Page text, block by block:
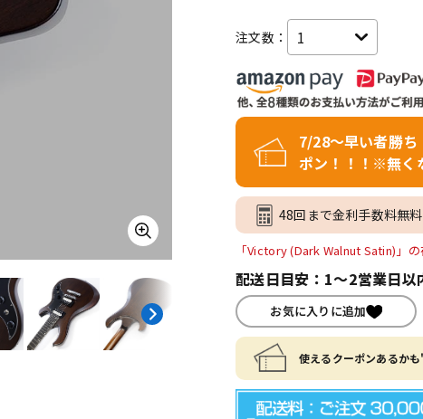
注文数：
7/28～早い者勝ち
ポン！！！※無く
48回まで金利手数料無
「Victory (Dark Walnut Satin)」の
配送日目安：1～2営業日以
お気に入りに追加
使えるクーポンあるか